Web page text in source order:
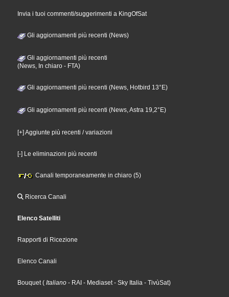
Invia i tuoi commenti/suggerimenti a KingOfSat
Gli aggiornamenti più recenti (News)
Gli aggiornamenti più recenti
(News, In chiaro - FTA)
Gli aggiornamenti più recenti (News, Hotbird 13°E)
Gli aggiornamenti più recenti (News, Astra 19,2°E)
[+] Aggiunte più recenti / variazioni
[-] Le eliminazioni più recenti
Canali temporaneamente in chiaro (5)
Ricerca Canali
Elenco Satelliti
Rapporti di Ricezione
Elenco Canali
Bouquet( Italiano - RAI - Mediaset- Sky Italia - TivùSat)